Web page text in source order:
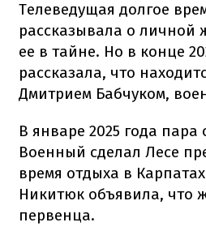
Телеведущая долгое
рассказывала о личной
ее в тайне. Но в конце
рассказала, что
Дмитрием Бабчуком,
В январе 2025 года пара
Военный сделал Лесе
время отдыха в
Никитюк объявила, что
первенца.